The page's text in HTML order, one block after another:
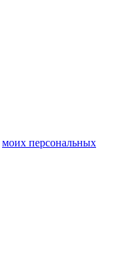
моих персональных